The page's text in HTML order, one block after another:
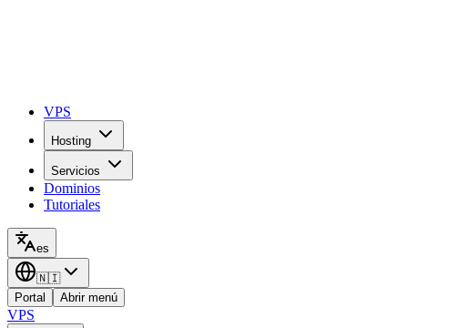
VPS
Hosting
Servicios
Dominios
Tutoriales
es
🇳🇮
Portal
Abrir menú
VPS